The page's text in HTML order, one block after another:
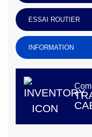
ESSAI ROUTIER
INFORMATION